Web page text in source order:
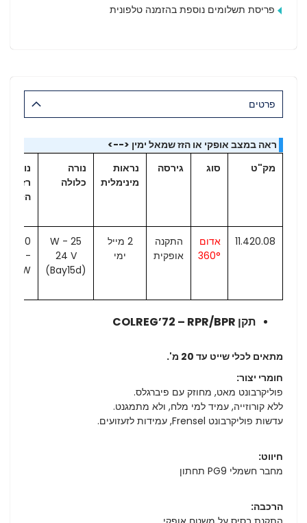
פריסת תשלומים נוספת בהזמנה טלפונית
פרטים
ראה במצב אופקי או הזז שמאל ימין <-->
מק"ט
סוג גירסה
נראות
מינימלית
נורה
כלולה
נורת
הלוגן 12V
11.420.08
אדום
360°
התקנה
אופקית
2 מייל
ימי
25 W -
24 V
(Bay15d)
W
תקן COLREG’72 – RPR/BPR
מתאים לכלי שייט עד 20 מ'.
חומרי יצור:
פוליקרבונט מאט, מחוזק עם פיברגלס.
ללא קורוזייה, עמיד למי מלח, ולא מתמגנט.
עדשות פוליקרבונט Frensel, עמידות לזעזועים.
חיווט:
מחבר חשמלי PG9 תחתון
הרכבה: